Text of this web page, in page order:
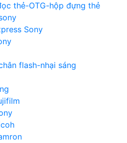
thẻ-OTG-hộp đựng thẻ
Sony
flash-nhại sáng